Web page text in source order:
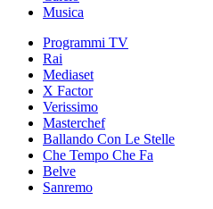
Musica
Programmi TV
Rai
Mediaset
X Factor
Verissimo
Masterchef
Ballando Con Le Stelle
Che Tempo Che Fa
Belve
Sanremo